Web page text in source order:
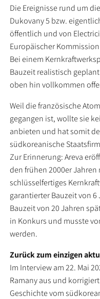
Die Ereignisse rund um
Dukovany 5 bzw.
öffentlich und von
Europäischer
Bei einem
Bauzeit realistisch
oben hin vollkommen
Weil die französische
gegangen ist, wollte sie
anbieten und hat somit
südkoreanische
Zur Erinnerung: Areva
den frühen 2000er
schlüsselfertiges
garantierter Bauzeit von
Bauzeit von 20 Jahren
in Konkurs und musste
werden.
Zurück zum einzigen
Im Interview am 22. Mai
Ramany aus und
Geschichte vom